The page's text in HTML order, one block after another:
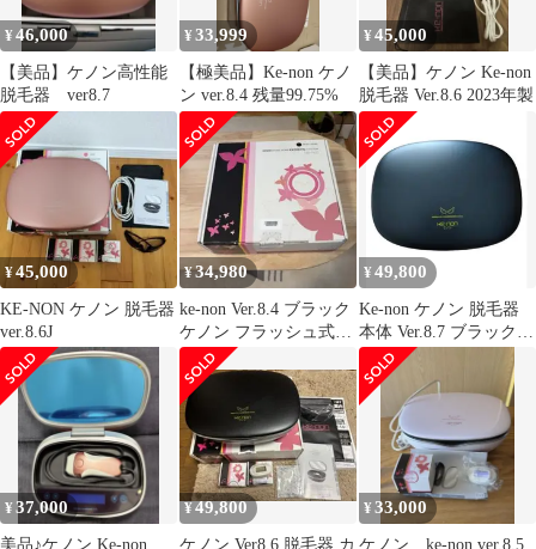
¥46,000
【美品】ケノン高性能
脱毛器 ver8.7
¥33,999
【極美品】Ke-non ケノ
ン ver.8.4 残量99.75%
¥45,000
【美品】ケノン Ke-non
脱毛器 Ver.8.6 2023年製
¥45,000
KE-NON ケノン 脱毛器
ver.8.6J
¥34,980
ke-non Ver.8.4 ブラック
ケノン フラッシュ式脱
毛器
¥ 49,800
Ke-non ケノン 脱毛器
本体 Ver.8.7 ブラック
フルセット
¥37,000
美品♪ケノン Ke-non
¥49,800
ケノン Ver8.6 脱毛器 カ
¥33,000
ケノン ke-non ver.8.5